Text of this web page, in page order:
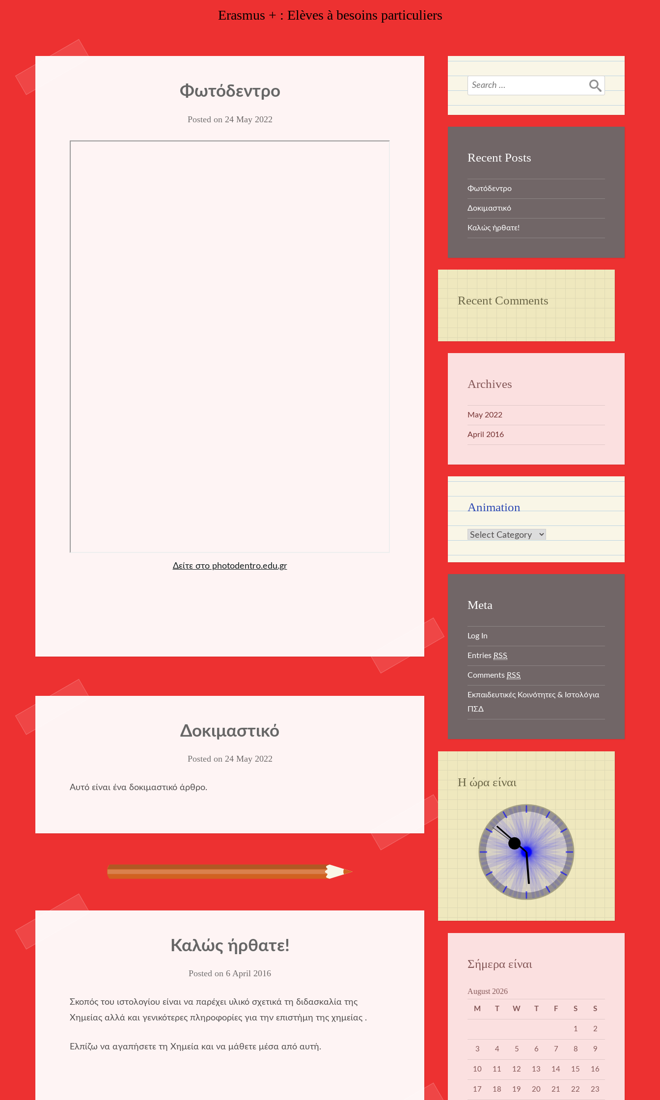
Erasmus + : Elèves à besoins particuliers
Φωτόδεντρο
Posted on 24 May 2022
Δείτε στο photodentro.edu.gr
Δοκιμαστικό
Posted on 24 May 2022
Αυτό είναι ένα δοκιμαστικό άρθρο.
Καλώς ήρθατε!
Posted on 6 April 2016
Σκοπός του ιστολογίου είναι να παρέχει υλικό σχετικά τη διδασκαλία της
Χημείας αλλά και γενικότερες πληροφορίες για την επιστήμη της χημείας .
Ελπίζω να αγαπήσετε τη Χημεία και να μάθετε μέσα από αυτή.
Search
for:
Recent Posts
Φωτόδεντρο
Δοκιμαστικό
Καλώς ήρθατε!
Recent Comments
Archives
May 2022
April 2016
Animation
Animation
Meta
Log In
Entries RSS
Comments RSS
Εκπαιδευτικές Κοινότητες & Ιστολόγια
ΠΣΔ
Η ώρα είναι
Σήμερα είναι
August 2026
M T W T F S S
1 2
3 4 5 6 7 8 9
10 11 12 13 14 15 16
17 18 19 20 21 22 23